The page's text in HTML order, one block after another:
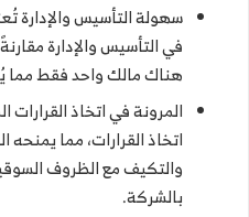
سهولة التأسيس والإدارة
في التأسيس والإدارة
هناك مالك واحد فقط مما
المرونة في اتخاذ
اتخاذ القرارات، مما يمنحه
والتكيف مع الظروف
بالشركة.